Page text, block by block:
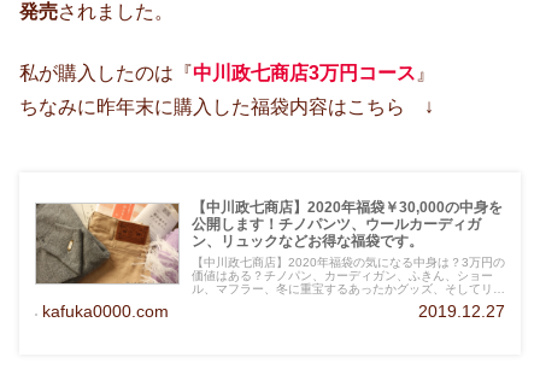
発売されました。
私が購入したのは『中川政七商店3万円コース 』
ちなみに昨年末に購入した福袋内容はこちら ↓
【中川政七商店】2020年福袋￥30,000の中身を
公開します！チノパンツ、ウールカーディガ
ン、リュックなどお得な福袋です。
【中川政七商店】2020年福袋の気になる中身は？3万円の
価値はある？チノパン、カーディガン、ふきん、ショー
ル、マフラー、冬に重宝するあったかグッズ、そしてリュ
kafuka0000.com 2019.12.27